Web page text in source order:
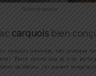
Confort et aération
carquoisbien
carquois amovible, très pratique
Étant donné que je n’ai
de bâtons, j’ai souvent rangé le